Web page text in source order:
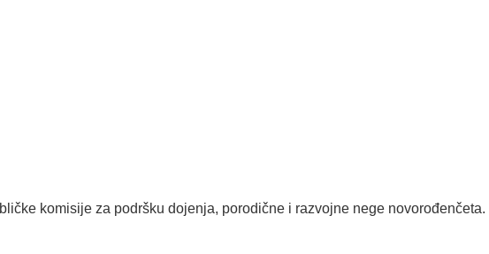
komisije za podršku dojenja, porodične i razvojne nege novorođenčeta.